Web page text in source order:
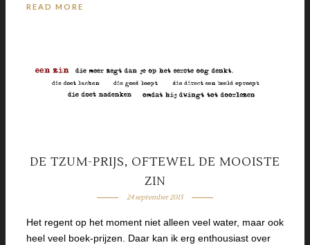
READ MORE
DE TZUM-PRIJS, OFTEWEL DE MOOISTE
ZIN
24 september 2015
Het regent op het moment niet alleen veel water, maar ook
heel veel boek-prijzen. Daar kan ik erg enthousiast over